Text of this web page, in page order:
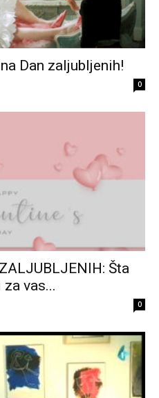
Dan zaljubljenih!
0
Šta
vas...
0